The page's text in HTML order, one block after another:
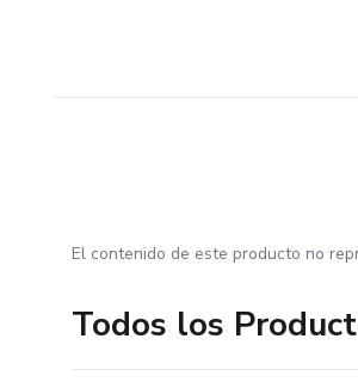
El contenido de este producto no
Todos los